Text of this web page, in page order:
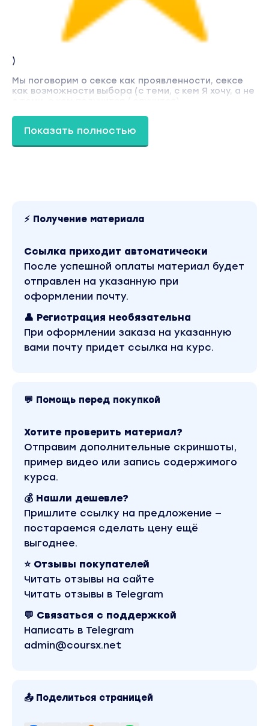
)
Мы поговорим о сексе как проявленности, сексе
как возможности выбора (с теми, с кем Я хочу, а не
О том, что такое сексуальность на самом деле,
как ее проявить, как перестать ее подавлять.
Кульпина - Интро-класс «Пуританки и
Куртизанки» 01.12.24». В магазине Coursx.net
оккультизм». Другие материалы автора
«Марина Кульпина» можно найти через поиск по
Показать полностью
⚡ Получение материала
Ссылка приходит автоматически
После успешной оплаты материал будет
отправлен на указанную при
оформлении почту.
👤 Регистрация необязательна
При оформлении заказа на указанную
вами почту придет ссылка на курс.
💬 Помощь перед покупкой
Хотите проверить материал?
Отправим дополнительные скриншоты,
пример видео или запись содержимого
курса.
💰 Нашли дешевле?
Пришлите ссылку на предложение —
постараемся сделать цену ещё
выгоднее.
⭐ Отзывы покупателей
Читать отзывы на сайте
Читать отзывы в Telegram
💬 Связаться с поддержкой
Написать в Telegram
admin@coursx.net
📤 Поделиться страницей